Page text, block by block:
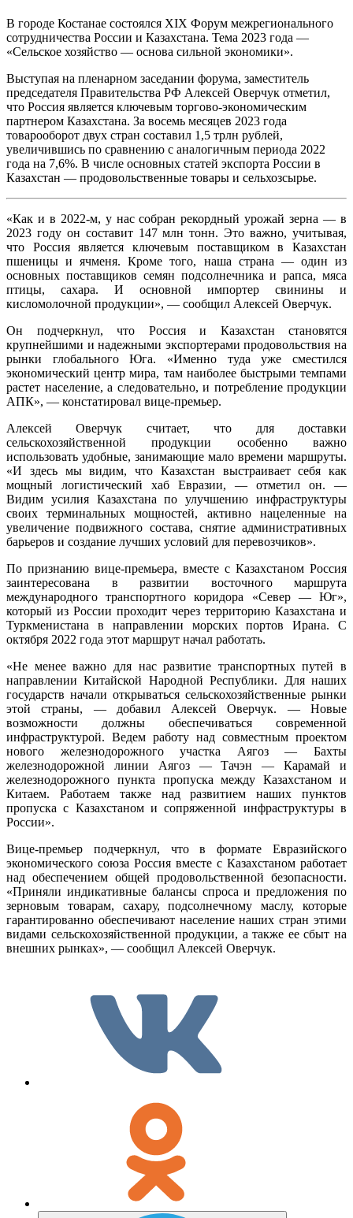
В городе Костанае состоялся XIX Форум межрегионального
сотрудничества России и Казахстана. Тема 2023 года —
«Сельское хозяйство — основа сильной экономики».
Выступая на пленарном заседании форума, заместитель
председателя Правительства РФ Алексей Оверчук отметил,
что Россия является ключевым торгово-экономическим
партнером Казахстана. За восемь месяцев 2023 года
товарооборот двух стран составил 1,5 трлн рублей,
увеличившись по сравнению с аналогичным периода 2022
года на 7,6%. В числе основных статей экспорта России в
Казахстан — продовольственные товары и сельхозсырье.
«Как и в 2022-м, у нас собран рекордный урожай зерна — в
2023 году он составит 147 млн тонн. Это важно, учитывая,
что Россия является ключевым поставщиком в Казахстан
пшеницы и ячменя. Кроме того, наша страна — один из
основных поставщиков семян подсолнечника и рапса, мяса
птицы, сахара. И основной импортер свинины и
кисломолочной продукции», — сообщил Алексей Оверчук.
Он подчеркнул, что Россия и Казахстан становятся
крупнейшими и надежными экспортерами продовольствия на
рынки глобального Юга. «Именно туда уже сместился
экономический центр мира, там наиболее быстрыми темпами
растет население, а следовательно, и потребление продукции
АПК», — констатировал вице-премьер.
Алексей Оверчук считает, что для доставки
сельскохозяйственной продукции особенно важно
использовать удобные, занимающие мало времени маршруты.
«И здесь мы видим, что Казахстан выстраивает себя как
мощный логистический хаб Евразии, — отметил он. —
Видим усилия Казахстана по улучшению инфраструктуры
своих терминальных мощностей, активно нацеленные на
увеличение подвижного состава, снятие административных
барьеров и создание лучших условий для перевозчиков».
По признанию вице-премьера, вместе с Казахстаном Россия
заинтересована в развитии восточного маршрута
международного транспортного коридора «Север — Юг»,
который из России проходит через территорию Казахстана и
Туркменистана в направлении морских портов Ирана. С
октября 2022 года этот маршрут начал работать.
«Не менее важно для нас развитие транспортных путей в
направлении Китайской Народной Республики. Для наших
государств начали открываться сельскохозяйственные рынки
этой страны, — добавил Алексей Оверчук. — Новые
возможности должны обеспечиваться современной
инфраструктурой. Ведем работу над совместным проектом
нового железнодорожного участка Аягоз — Бахты
железнодорожной линии Аягоз — Тачэн — Карамай и
железнодорожного пункта пропуска между Казахстаном и
Китаем. Работаем также над развитием наших пунктов
пропуска с Казахстаном и сопряженной инфраструктуры в
России».
Вице-премьер подчеркнул, что в формате Евразийского
экономического союза Россия вместе с Казахстаном работает
над обеспечением общей продовольственной безопасности.
«Приняли индикативные балансы спроса и предложения по
зерновым товарам, сахару, подсолнечному маслу, которые
гарантированно обеспечивают население наших стран этими
видами сельскохозяйственной продукции, а также ее сбыт на
внешних рынках», — сообщил Алексей Оверчук.